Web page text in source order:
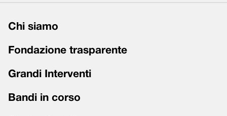
Chi siamo
Fondazione trasparente
Grandi Interventi
Bandi in corso